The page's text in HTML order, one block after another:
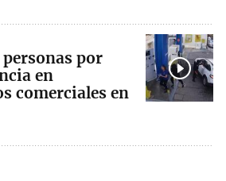
por
en
comerciales en